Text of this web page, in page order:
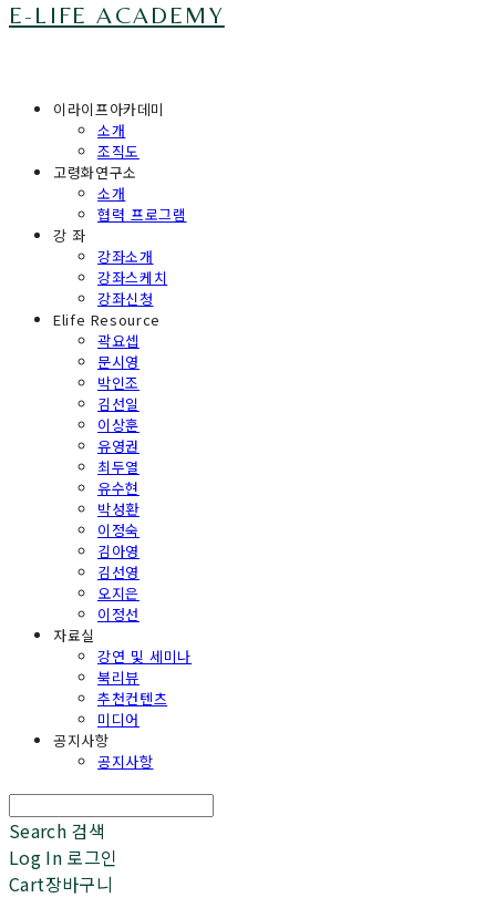
E-LIFE ACADEMY
이라이프아카데미
소개
조직도
고령화연구소
소개
협력 프로그램
강 좌
강좌소개
강좌스케치
강좌신청
Elife Resource
곽요셉
문시영
박인조
김선일
이상훈
유영권
최두열
유수현
박성환
이정숙
김아영
김선영
오지은
이정선
자료실
강연 및 세미나
북리뷰
추천컨텐츠
미디어
공지사항
공지사항
Search 검색
Log In 로그인
Cart장바구니